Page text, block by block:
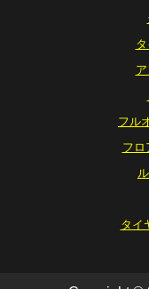
フル
フ
タイ